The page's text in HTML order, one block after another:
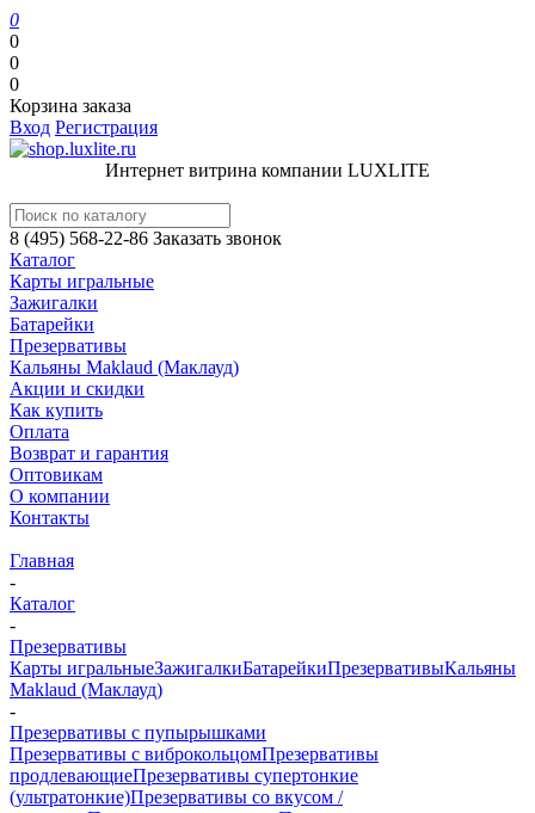
0
0
0
0
Корзина заказа
Вход Регистрация
Интернет витрина компании LUXLITE
8 (495) 568-22-86 Заказать звонок
Каталог
Карты игральные
Зажигалки
Батарейки
Презервативы
Кальяны Maklaud (Маклауд)
Акции и скидки
Как купить
Оплата
Возврат и гарантия
Оптовикам
О компании
Контакты
Главная
-
Каталог
-
Презервативы
Карты игральныеЗажигалкиБатарейкиПрезервативыКальяны
Maklaud (Маклауд)
-
Презервативы с пупырышками
Презервативы с виброкольцомПрезервативы
продлевающиеПрезервативы супертонкие
(ультратонкие)Презервативы со вкусом /